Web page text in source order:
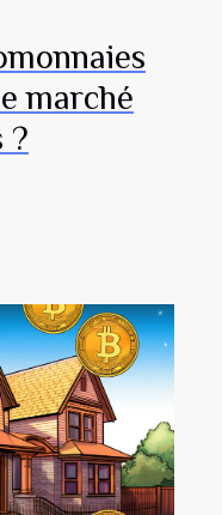
marché
?